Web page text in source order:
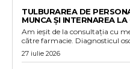
TULBURAREA DE
MUNCA ȘI INTERNAREA
Am ieșit de la consultația cu
către farmacie. Diagnosticul
27 iulie 2026